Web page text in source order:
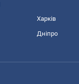
Харків
Дніпро